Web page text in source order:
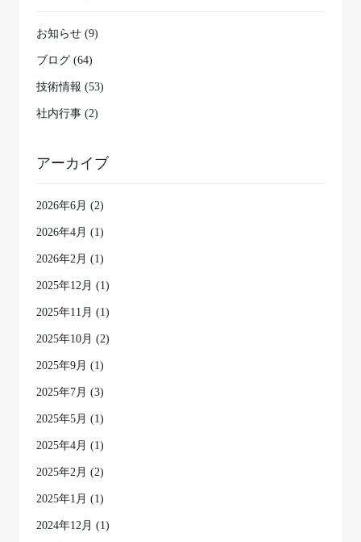
お知らせ (9)
ブログ (64)
技術情報 (53)
社内行事 (2)
アーカイブ
2026年6月 (2)
2026年4月 (1)
2026年2月 (1)
2025年12月 (1)
2025年11月 (1)
2025年10月 (2)
2025年9月 (1)
2025年7月 (3)
2025年5月 (1)
2025年4月 (1)
2025年2月 (2)
2025年1月 (1)
2024年12月 (1)